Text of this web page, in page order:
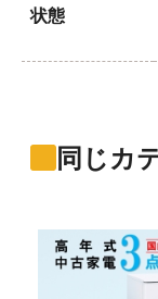
状態
同じカ